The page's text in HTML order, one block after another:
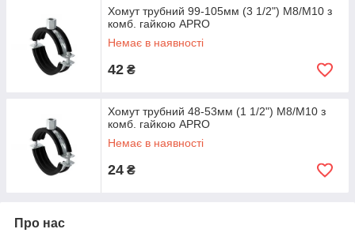
Хомут трубний 99-105мм (3 1/2") М8/М10 з
комб. гайкою APRO
Немає в наявності
42 ₴
Хомут трубний 48-53мм (1 1/2") М8/М10 з
комб. гайкою APRO
Немає в наявності
24 ₴
Про нас